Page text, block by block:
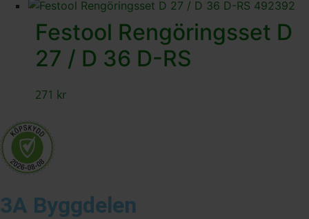
Festool Rengöringsset D
27 / D 36 D-RS
271 kr
3A Byggdelen